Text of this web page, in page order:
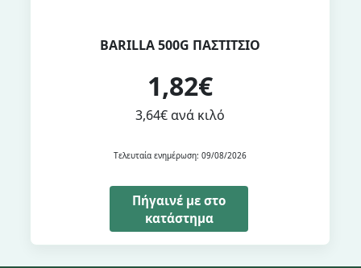
BARILLA 500G ΠΑΣΤΙΤΣΙΟ
1,82€
3,64€ ανά κιλό
Τελευταία ενημέρωση: 09/08/2026
Πήγαινέ με στο
κατάστημα